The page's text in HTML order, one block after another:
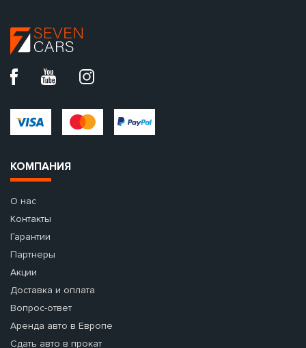
КОМПАНИЯ
О нас
Контакты
Гарантии
Партнеры
Акции
Доставка и оплата
Вопрос-ответ
Аренда авто в Европе
Сдать авто в прокат